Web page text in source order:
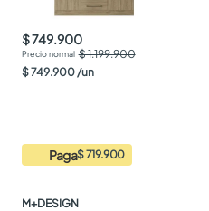
$ 749.900
$ 1.199.900
$749.900 /un
Paga$ 719.900
M+DESIGN